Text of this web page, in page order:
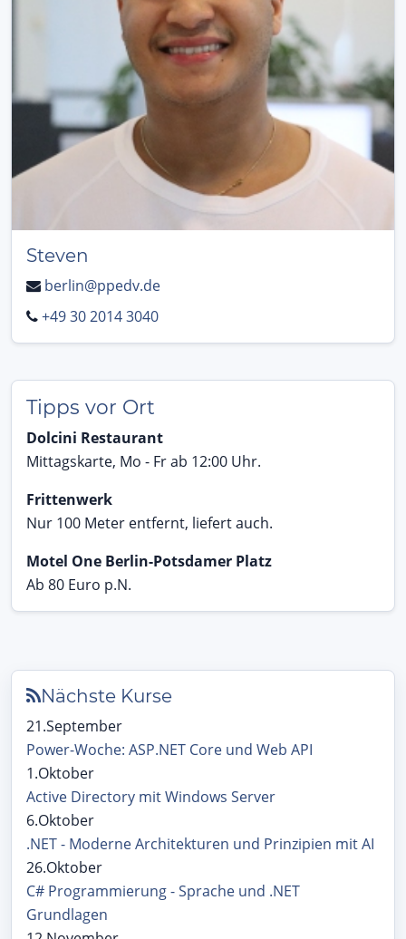
Steven
berlin@ppedv.de
+49 30 2014 3040
Tipps vor Ort
Dolcini Restaurant
Mittagskarte, Mo - Fr ab 12:00 Uhr.
Frittenwerk
Nur 100 Meter entfernt, liefert auch.
Motel One Berlin-Potsdamer Platz
Ab 80 Euro p.N.
Nächste Kurse
21.September
Power-Woche: ASP.NET Core und Web API
1.Oktober
Active Directory mit Windows Server
6.Oktober
.NET - Moderne Architekturen und Prinzipien mit AI
26.Oktober
C# Programmierung - Sprache und .NET
Grundlagen